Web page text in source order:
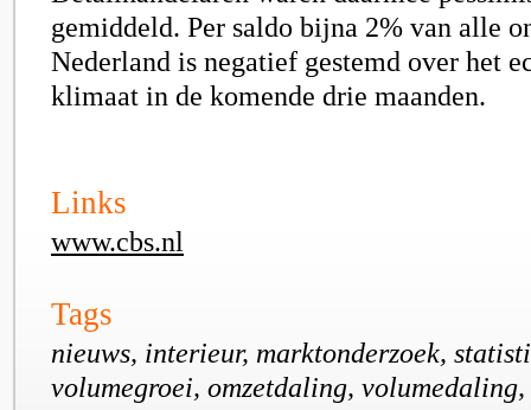
gemiddeld. Per saldo bijna 2% van alle
Nederland is negatief gestemd over het
klimaat in de komende drie maanden.
Links
www.cbs.nl
Tags
nieuws, interieur, marktonderzoek,
volumegroei, omzetdaling,